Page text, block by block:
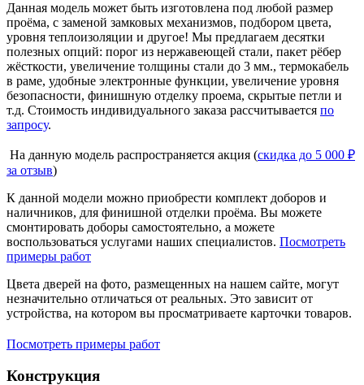
Данная модель может быть изготовлена под любой размер
проёма, с заменой замковых механизмов, подбором цвета,
уровня теплоизоляции и другое! Мы предлагаем десятки
полезных опций: порог из нержавеющей стали, пакет рёбер
жёсткости, увеличение толщины стали до 3 мм., термокабель
в раме, удобные электронные функции, увеличение уровня
безопасности, финишную отделку проема, скрытые петли и
т.д. Стоимость индивидуального заказа рассчитывается по
запросу.
На данную модель распространяется акция (скидка до 5 000 ₽
за отзыв)
К данной модели можно приобрести комплект доборов и
наличников, для финишной отделки проёма. Вы можете
смонтировать доборы самостоятельно, а можете
воспользоваться услугами наших специалистов. Посмотреть
примеры работ
Цвета дверей на фото, размещенных на нашем сайте, могут
незначительно отличаться от реальных. Это зависит от
устройства, на котором вы просматриваете карточки товаров.
Посмотреть примеры работ
Конструкция